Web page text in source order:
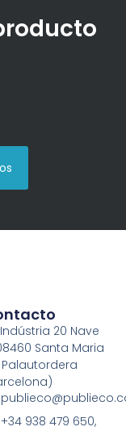
20 Nave
Santa Maria
+34 938 479 650,